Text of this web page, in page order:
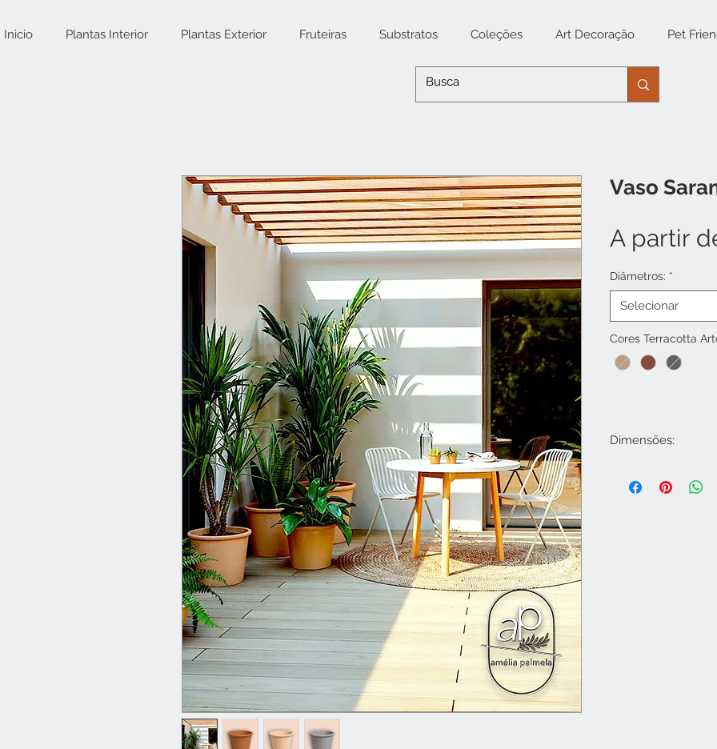
Inicio Plantas Interior Plantas Exterior Fruteiras Substratos Coleções Art Decoração Pet
Vaso
A partir
Diâmetros: *
Selecionar
Cores Terracotta
Dimensões:
Ø 12,1CM X H